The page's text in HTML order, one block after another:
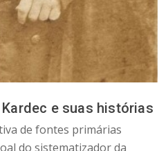
e suas histórias
de fontes primárias
do sistematizador da